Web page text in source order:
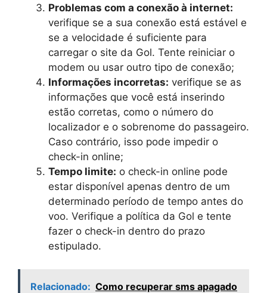
Problemas com a conexão à internet:
verifique se a sua conexão está estável e
se a velocidade é suficiente para
carregar o site da Gol. Tente reiniciar o
modem ou usar outro tipo de conexão;
Informações incorretas: verifique se as
informações que você está inserindo
estão corretas, como o número do
localizador e o sobrenome do passageiro.
Caso contrário, isso pode impedir o
check-in online;
Tempo limite: o check-in online pode
estar disponível apenas dentro de um
determinado período de tempo antes do
voo. Verifique a política da Gol e tente
fazer o check-in dentro do prazo
estipulado.
Relacionado: Como recuperar sms apagado